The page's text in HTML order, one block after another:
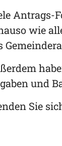
Antrags-
wie
und
Sie